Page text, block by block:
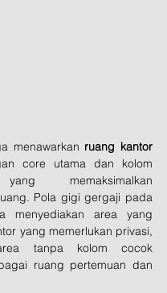
menawarkan ruang kantor
core utama dan kolom
memaksimalkan
Pola gigi gergaji pada
menyediakan area yang
yang memerlukan privasi,
tanpa kolom cocok
ruang pertemuan dan